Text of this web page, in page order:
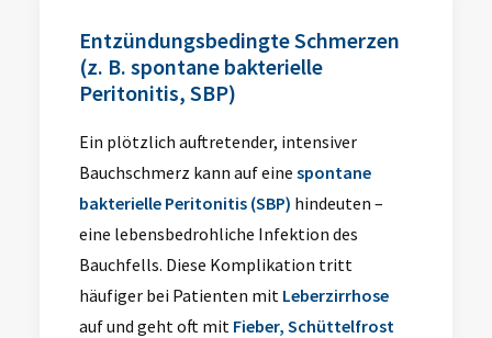
Entzündungsbedingte Schmerzen
(z. B. spontane bakterielle
Peritonitis, SBP)
Ein plötzlich auftretender, intensiver
Bauchschmerz kann auf eine spontane
bakterielle Peritonitis (SBP) hindeuten –
eine lebensbedrohliche Infektion des
Bauchfells. Diese Komplikation tritt
häufiger bei Patienten mit Leberzirrhose
auf und geht oft mit Fieber, Schüttelfrost